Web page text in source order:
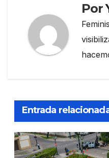
Por
Entrada